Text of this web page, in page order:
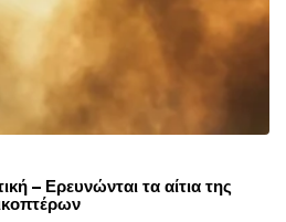
– Ερευνώνται τα αίτια της